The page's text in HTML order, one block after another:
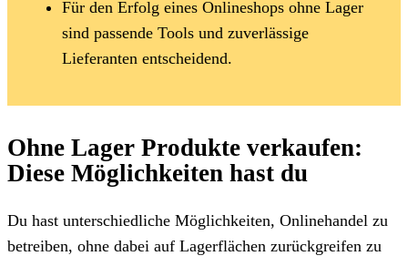
Für den Erfolg eines Onlineshops ohne Lager
sind passende Tools und zuverlässige
Lieferanten entscheidend.
Ohne Lager Produkte verkaufen:
Diese Möglichkeiten hast du
Du hast unterschiedliche Möglichkeiten, Onlinehandel zu
betreiben, ohne dabei auf Lagerflächen zurückgreifen zu